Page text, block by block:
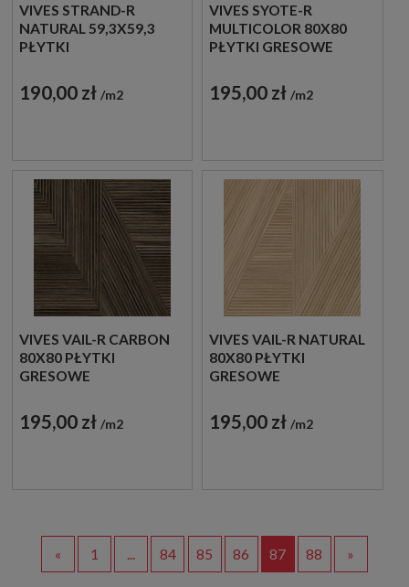
VIVES STRAND-R
NATURAL 59,3X59,3
PŁYTKI
GRESOWE
190,00 zł m2
VIVES SYOTE-R
MULTICOLOR 80X80
PŁYTKI GRESOWE
195,00 zł m2
VIVES VAIL-R CARBON
80X80 PŁYTKI
GRESOWE
195,00 zł m2
VIVES VAIL-R NATURAL
80X80 PŁYTKI
GRESOWE
195,00 zł m2
« 1 ... 84 85 86 87 88 »